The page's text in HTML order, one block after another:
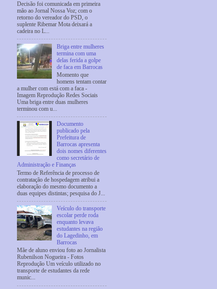
Decisão foi comunicada em primeira
mão ao Jornal Nossa Voz; com o
retorno do vereador do PSD, o
suplente Ribemar Mota deixará a
cadeira no L...
Briga entre mulheres
termina com uma
delas ferida a golpe
de faca em Barrocas
Momento que
homens tentam contar
a mulher com está com a faca -
Imagem Reprodução Redes Sociais
Uma briga entre duas mulheres
terminou com u...
Documento
publicado pela
Prefeitura de
Barrocas apresenta
dois nomes diferentes
como secretário de
Administração e Finanças
Termo de Referência de processo de
contratação de hospedagem atribui a
elaboração do mesmo documento a
duas equipes distintas; pesquisa do J...
Veículo do transporte
escolar perde roda
enquanto levava
estudantes na região
do Lagedinho, em
Barrocas
Mãe de aluno enviou foto ao Jornalista
Rubenilson Nogueira - Fotos
Reprodução Um veículo utilizado no
transporte de estudantes da rede
munic...